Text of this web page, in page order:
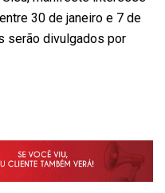
30 de janeiro e 7 de
serão divulgados por